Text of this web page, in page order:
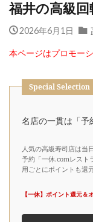
福井の高級
2026年6月1日
本ページはプロモー
Special Selection
名店の一貫は「予
人気の高級寿司店は当
予約「一休.comレスト
用ごとにポイントも還
【一休】ポイント還元＆